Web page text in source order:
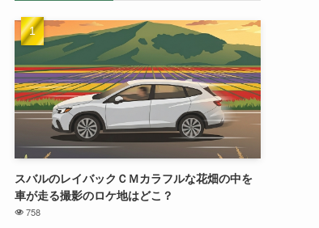
スバルのレイバックＣＭカラフルな花畑の中を
車が走る撮影のロケ地はどこ？
758